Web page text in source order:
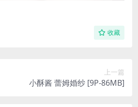
收藏
上一篇
小酥酱 蕾姆婚纱 [9P-86MB]